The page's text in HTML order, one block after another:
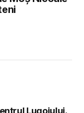
Lugojului.